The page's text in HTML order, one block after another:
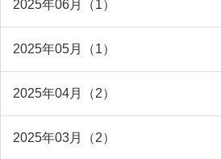
2025年06月（1）
2025年05月（1）
2025年04月（2）
2025年03月（2）